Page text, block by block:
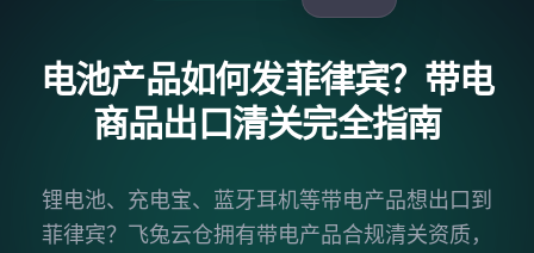
电池产品如何发菲律宾？带电
商品出口清关完全指南
锂电池、充电宝、蓝牙耳机等带电产品想出口到
菲律宾？飞兔云仓拥有带电产品合规清关资质，